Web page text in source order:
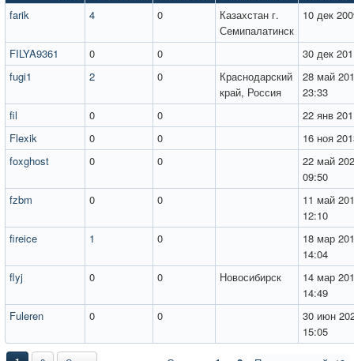
farik
4 0
Казахстан г.
Семипалатинск
10 дек
FILYA9361 0 0
30 дек
fugi1
2 0
Краснодарский
край, Россия
28 май
23:33
fil
0 0
22 янв
Flexik
0 0
16 ноя
foxghost
0 0
22 май
09:50
fzbm
0 0
11 май
12:10
fireice
1 0
18 мар
14:04
flyj
0 0 Новосибирск
14 мар
14:49
Fuleren
0 0
30 июн
15:05